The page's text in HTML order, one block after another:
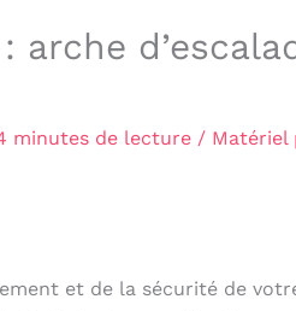
arche
minutes de lecture / Matériel
et de la sécurité de